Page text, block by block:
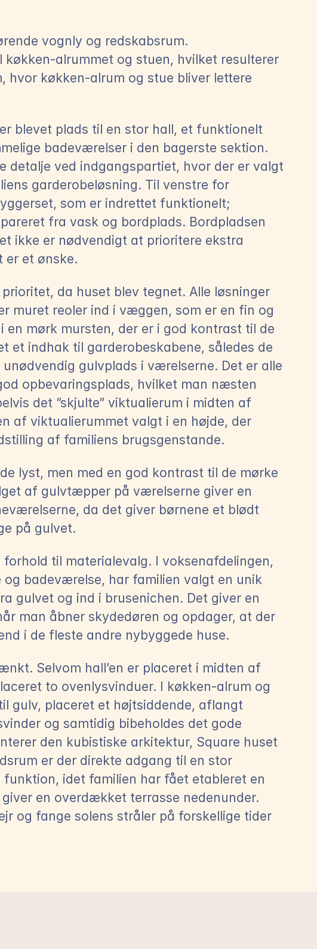
vognly og redskabsrum.
køkken-alrummet og stuen, hvilket resulterer
hvor køkken-alrum og stue bliver lettere
blevet plads til en stor hall, et funktionelt
badeværelser i den bagerste sektion.
detalje ved indgangspartiet, hvor der er valgt
garderobeløsning. Til venstre for
som er indrettet funktionelt;
fra vask og bordplads. Bordpladsen
ikke er nødvendigt at prioritere ekstra
er et ønske.
da huset blev tegnet. Alle løsninger
muret reoler ind i væggen, som er en fin og
mørk mursten, der er i god kontrast til de
et indhak til garderobeskabene, således de
gulvplads i værelserne. Det er alle
opbevaringsplads, hvilket man næsten
det ”skjulte” viktualierum i midten af
af viktualierummet valgt i en højde, der
af familiens brugsgenstande.
lyst, men med en god kontrast til de mørke
af gulvtæpper på værelserne giver en
da det giver børnene et blødt
på gulvet.
til materialevalg. I voksenafdelingen,
badeværelse, har familien valgt en unik
gulvet og ind i brusenichen. Det giver en
man åbner skydedøren og opdager, at der
i de fleste andre nybyggede huse.
Selvom hall’en er placeret i midten af
to ovenlysvinduer. I køkken-alrum og
gulv, placeret et højtsiddende, aflangt
og samtidig bibeholdes det gode
den kubistiske arkitektur, Square huset
er der direkte adgang til en stor
idet familien har fået etableret en
en overdækket terrasse nedenunder.
og fange solens stråler på forskellige tider